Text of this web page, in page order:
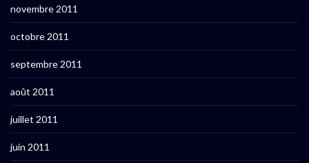
novembre 2011
octobre 2011
septembre 2011
août 2011
juillet 2011
juin 2011